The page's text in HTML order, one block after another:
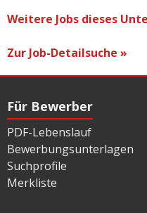
Weitere Jobs dieses
Zur Job-Detailsuche »
Für Bewerber
PDF-Lebenslauf
Bewerbungsunterlagen
Suchprofile
Merkliste